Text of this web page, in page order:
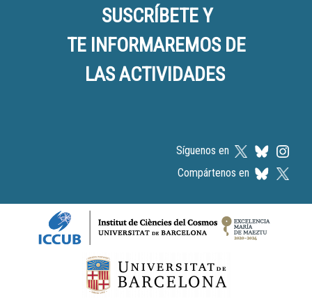
SUSCRÍBETE Y
TE INFORMAREMOS DE
LAS ACTIVIDADES
Síguenos en
Compártenos en
Logos footer